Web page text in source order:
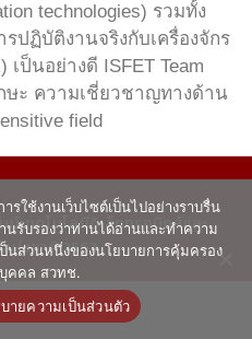
technologies) รวมทั้ง
ปฏิบัติงานจริงกับเครื่องจักร
เป็นอย่างดี ISFET Team
ษะ ความเชี่ยวชาญทางด้าน
field
เทคโนโลยีอิเล็กทรอนิกส์และ
ห่งชาติ 2563
รใช้งานเว็บไซต์เป็นไปอย่างราบรื่น
รับรองว่าท่านได้อ่านและทำความ
นส่วนหนึ่งของนโยบายการคุ้มครอง
คคล สวทช.
ายความเป็นส่วนตัว